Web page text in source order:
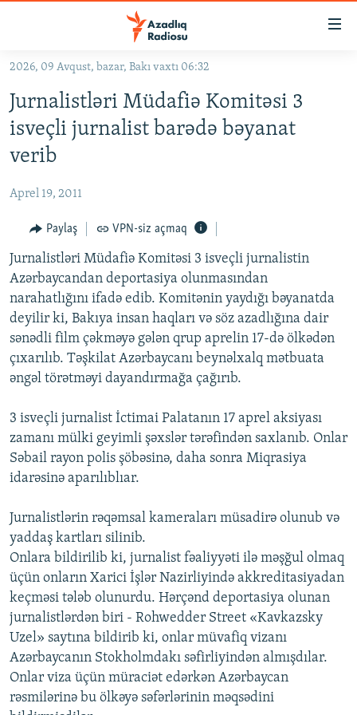
Əsas
qayıt
Əsas
naviqasiyaya
qayıt
keç
KORRUPSIOMETR
FƏRQƏ BAX
QANUNI DOĞRU
ARAŞDIRMA
MULTIMEDIA
VIDEO
FOTOQALEREYA
İNFOQRAFIKA
RADIO ARXIV
OXU ZALI
AZƏRBAYCAN ƏDƏBIYYATI KITABXANASI
İZ - MƏDƏNIYYƏT PROQRAMI
HAQQIMIZDA
MISSIYAMIZ
MATERIALLARIMIZDAN ISTIFADƏ
AZADLIQRADIOSU MOBIL TELEFONUNUZDA
BIZIMLƏ ƏLAQƏ
XƏBƏR BÜLLETENLƏRIMIZ
BIZI IZLƏ
RFE/RL-in bütün saytları
2026, 09 Avqust, bazar, Bakı vaxtı 06:32
Jurnalistləri Müdafiə Komitəsi 3
isveçli jurnalist barədə bəyanat
verib
Aprel 19, 2011
Paylaş VPN-siz açmaq
Jurnalistləri Müdafiə Komitəsi 3 isveçli jurnalistin
Azərbaycandan deportasiya olunmasından
narahatlığını ifadə edib. Komitənin yaydığı bəyanatda
deyilir ki, Bakıya insan haqları və söz azadlığına dair
sənədli film çəkməyə gələn qrup aprelin 17-də ölkədən
çıxarılıb. Təşkilat Azərbaycanı beynəlxalq mətbuata
əngəl törətməyi dayandırmağa çağırıb.
3 isveçli jurnalist İctimai Palatanın 17 aprel aksiyası
zamanı mülki geyimli şəxslər tərəfindən saxlanıb. Onlar
Səbail rayon polis şöbəsinə, daha sonra Miqrasiya
idarəsinə aparılıblıar.
Jurnalistlərin rəqəmsal kameraları müsadirə olunub və
yaddaş kartları silinib.
Onlara bildirilib ki, jurnalist fəaliyyəti ilə məşğul olmaq
üçün onların Xarici İşlər Nazirliyində akkreditasiyadan
keçməsi tələb olunurdu. Hərçənd deportasiya olunan
jurnalistlərdən biri - Rohwedder Street «Kavkazsky
Uzel» saytına bildirib ki, onlar müvafiq vizanı
Azərbaycanın Stokholmdakı səfirliyindən almışdılar.
Onlar viza üçün müraciət edərkən Azərbaycan
rəsmilərinə bu ölkəyə səfərlərinin məqsədini